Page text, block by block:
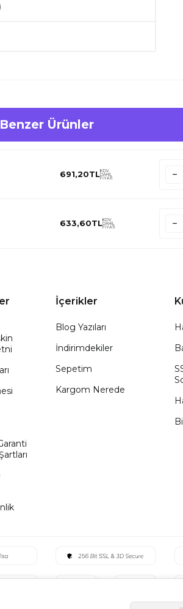
Benzer Ürünler
691,20TLKDV
DAHİL
FİYATI
633,60TLKDV
DAHİL
FİYATI
İçerikler
Blog Yazıları
İndirimdekiler
Sepetim
Kargom Nerede